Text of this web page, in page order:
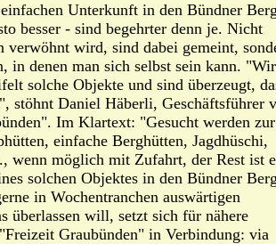
Unterkunft in den Bündner
besser - sind begehrter denn je. Nicht
verwöhnt wird, sind dabei gemeint,
in denen man sich selbst sein kann. "Wir
solche Objekte und sind überzeugt,
stöhnt Daniel Häberli, Geschäftsführer
Im Klartext: "Gesucht werden zur
einfache Berghütten, Jagdhüschi,
wenn möglich mit Zufahrt, der Rest ist
solchen Objektes in den Bündner
in Wochentranchen auswärtigen
überlassen will, setzt sich für nähere
Graubünden" in Verbindung: via